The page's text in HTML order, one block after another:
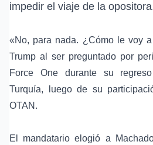
impedir el viaje de la
«No, para nada. ¿Cómo le voy
Trump al ser preguntado por
Force One durante su
Turquía, luego de su
OTAN .
El mandatario elogió a